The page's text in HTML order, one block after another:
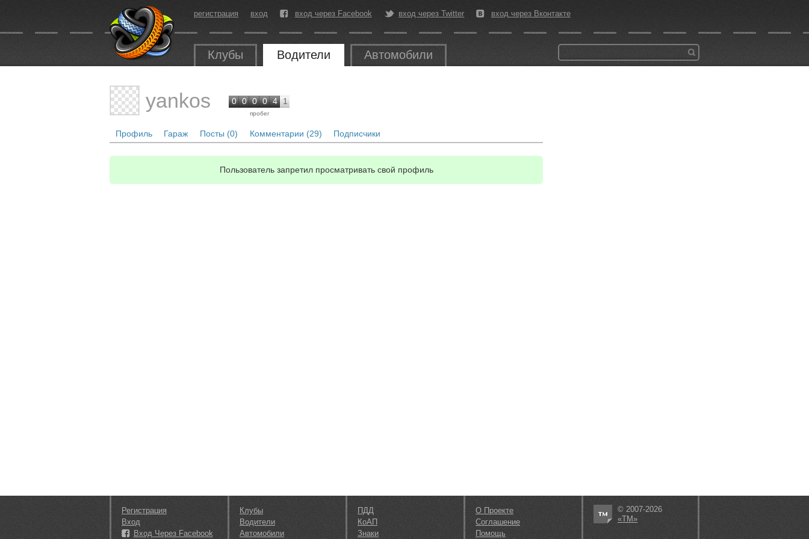
регистрация вход вход через Facebook вход через Twitter вход через Вконтакте
Клубы Водители Автомобили
yankos 0 0 0 0 4 1
пробег
Профиль Гараж Посты (0) Комментарии (29) Подписчики
Пользователь запретил просматривать свой профиль
Регистрация
Вход
Вход Через Facebook
Клубы
Водители
Автомобили
ПДД
КоАП
Знаки
О Проекте
Соглашение
Помощь
© 2007-2026
«ТМ»